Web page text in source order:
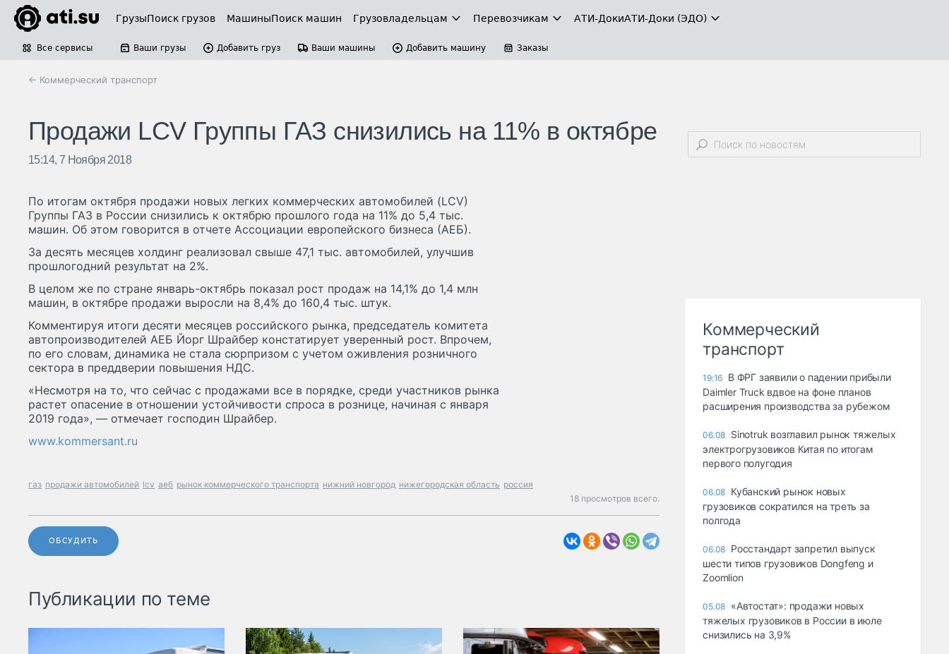
ГрузыПоиск грузов МашиныПоиск машин Грузовладельцам Перевозчикам АТИ-ДокиАТИ-Доки (ЭДО)
Все сервисы Ваши грузы Добавить груз Ваши машины Добавить машину Заказы
← Коммерческий транспорт
Продажи LCV Группы ГАЗ снизились на 11% в октябре
15:14, 7 Ноября 2018
По итогам октября продажи новых легких коммерческих автомобилей (LCV)
Группы ГАЗ в России снизились к октябрю прошлого года на 11% до 5,4 тыс.
машин. Об этом говорится в отчете Ассоциации европейского бизнеса (АЕБ).
За десять месяцев холдинг реализовал свыше 47,1 тыс. автомобилей, улучшив
прошлогодний результат на 2%.
В целом же по стране январь-октябрь показал рост продаж на 14,1% до 1,4 млн
машин, в октябре продажи выросли на 8,4% до 160,4 тыс. штук.
Комментируя итоги десяти месяцев российского рынка, председатель комитета
автопроизводителей АЕБ Йорг Шрайбер констатирует уверенный рост. Впрочем,
по его словам, динамика не стала сюрпризом с учетом оживления розничного
сектора в преддверии повышения НДС.
«Несмотря на то, что сейчас с продажами все в порядке, среди участников рынка
растет опасение в отношении устойчивости спроса в рознице, начиная с января
2019 года», — отмечает господин Шрайбер.
www.kommersant.ru
газ продажи автомобилей lcv аеб рынок коммерческого транспорта нижний новгород нижегородская область россия
18 просмотров всего.
ОБСУДИТЬ
Публикации по теме
Коммерческий
транспорт
19:16 В ФРГ заявили о падении прибыли
Daimler Truck вдвое на фоне планов
расширения производства за рубежом
06.08 Sinotruk возглавил рынок тяжелых
электрогрузовиков Китая по итогам
первого полугодия
06.08 Кубанский рынок новых
грузовиков сократился на треть за
полгода
06.08 Росстандарт запретил выпуск
шести типов грузовиков Dongfeng и
Zoomlion
05.08 «Автостат»: продажи новых
тяжелых грузовиков в России в июле
снизились на 3,9%